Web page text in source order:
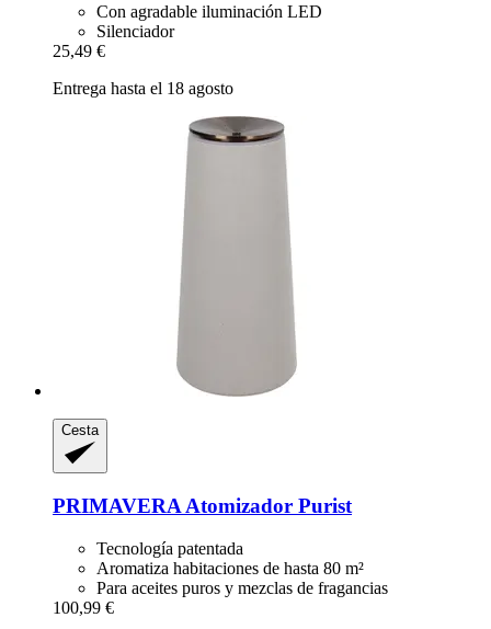
Con agradable iluminación LED
Silenciador
25,49 €
Entrega hasta el 18 agosto
Cesta
PRIMAVERA Atomizador Purist
Tecnología patentada
Aromatiza habitaciones de hasta 80 m²
Para aceites puros y mezclas de fragancias
100,99 €